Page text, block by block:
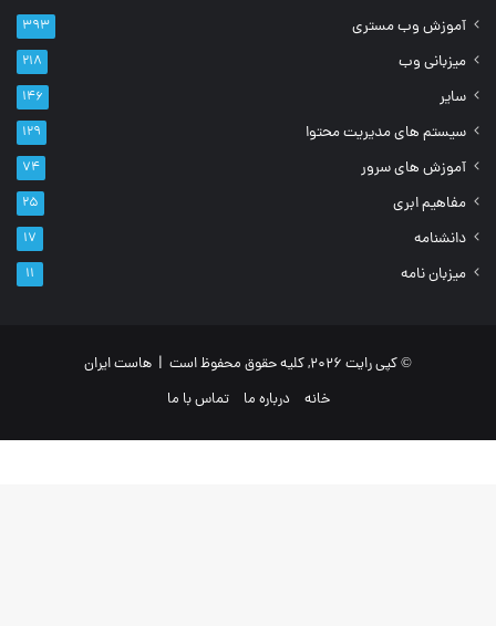
آموزش وب مستری ۳۹۳
میزبانی وب ۲۱۸
سایر ۱۴۶
سیستم های مدیریت محتوا ۱۲۹
آموزش های سرور ۷۴
مفاهیم ابری ۲۵
دانشنامه ۱۷
میزبان نامه ۱۱
© کپی رایت 2026, کلیه حقوق محفوظ است |
هاست ایران
خانه
درباره ما تماس با ما